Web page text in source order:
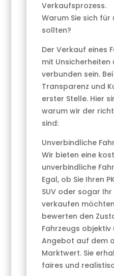
Verkaufsprozess.
Warum Sie sich
sollten?
Der Verkauf eines
mit Unsicherheiten
verbunden sein.
Transparenz und
erster Stelle. Hier
warum wir der
sind:
Unverbindliche
Wir bieten eine
unverbindliche
Egal, ob Sie Ihren
SUV oder sogar
verkaufen
bewerten den
Fahrzeugs
Angebot auf dem
Marktwert. Sie
faires und